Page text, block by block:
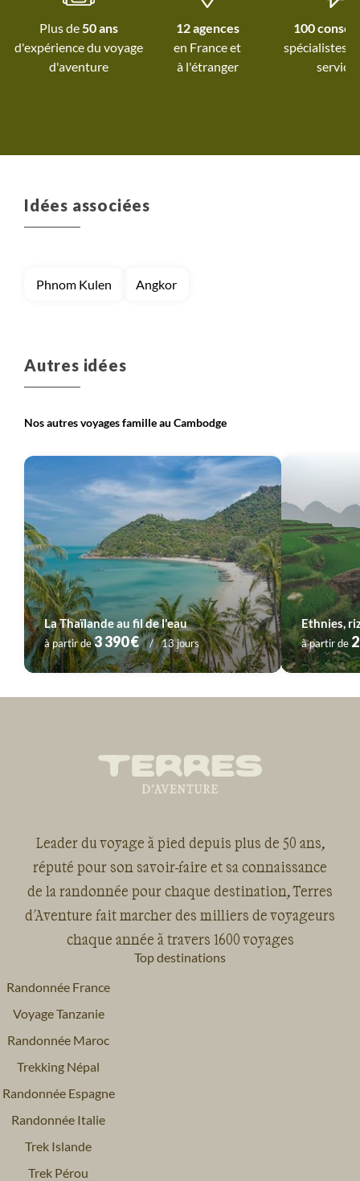
ingrédients pour un séjour
inoubliable!
Plus de 50 ans
d'expérience du voyage
d'aventure
12 agences
à l'étranger
100
spécialistes
service
Idées associées
Phnom Kulen Angkor
Autres idées
Nos autres voyages famille au Cambodge
La Thaïlande au fil de l'eau
à partir de3 390 € 13 jours
Ethnies,
à partir de
Leader du voyage à pied depuis plus de 50 ans,
réputé pour son savoir-faire et sa connaissance
de la randonnée pour chaque destination, Terres
d'Aventure fait marcher des milliers de voyageurs
chaque année à travers 1600 voyages
Top destinations
Randonnée France
Voyage Tanzanie
Randonnée Maroc
Trekking Népal
Randonnée Espagne
Randonnée Italie
Trek Islande
Trek Pérou